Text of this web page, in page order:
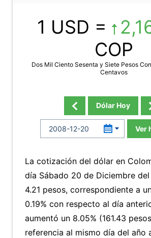
1 USD =
COP
Dos Mil Ciento Sesenta y Siete Pesos
Centavos
Dólar Hoy
Ver
La cotización del dólar en
día Sábado 20 de Diciembre
4.21 pesos, correspondiente a
0.19% con respecto al día
aumentó un 8.05% (161.43
referencia al mismo día del año